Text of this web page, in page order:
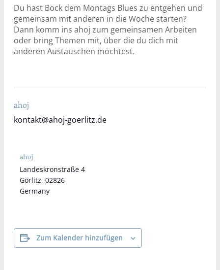
Du hast Bock dem Montags Blues zu entgehen und
gemeinsam mit anderen in die Woche starten?
Dann komm ins ahoj zum gemeinsamen Arbeiten
oder bring Themen mit, über die du dich mit
anderen Austauschen möchtest.
ahoj
kontakt@ahoj-goerlitz.de
ahoj
Landeskronstraße 4
Görlitz, 02826
Germany
Zum Kalender hinzufügen